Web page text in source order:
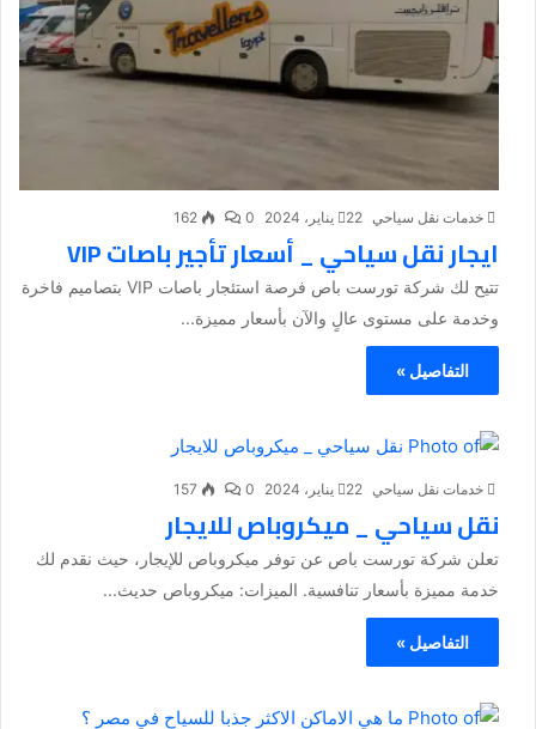
خدمات نقل سياحي 22 يناير، 2024 0
162
ايجار نقل سياحي _ أسعار تأجير باصات VIP
تتيح لك شركة تورست باص فرصة استئجار باصات VIP بتصاميم فاخرة
وخدمة على مستوى عالٍ والآن بأسعار مميزة...
التفاصيل »
خدمات نقل سياحي 22 يناير، 2024 0
157
نقل سياحي _ ميكروباص للايجار
تعلن شركة تورست باص عن توفر ميكروباص للإيجار، حيث نقدم لك
خدمة مميزة بأسعار تنافسية. الميزات: ميكروباص حديث...
التفاصيل »